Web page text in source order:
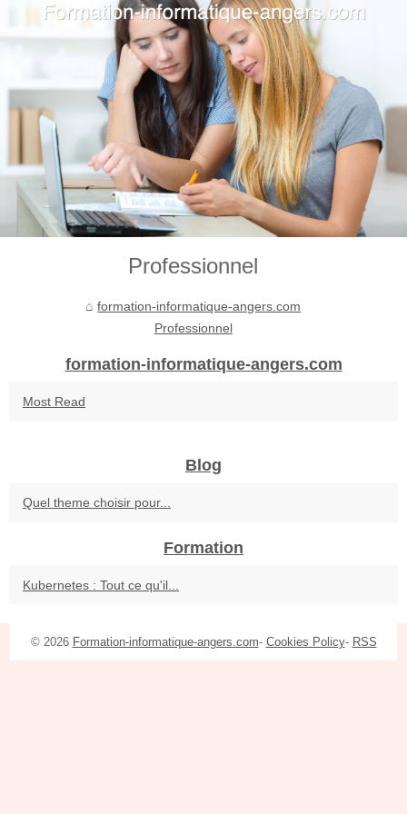
Professionnel
formation-informatique-angers.com
Professionnel
formation-informatique-angers.com
Most Read
Blog
Quel theme choisir pour...
Formation
Kubernetes : Tout ce qu'il...
© 2026 Formation-informatique-angers.com- Cookies Policy- RSS